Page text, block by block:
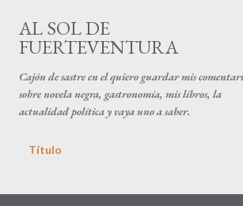
AL SOL DE
FUERTEVENTURA
Cajón de sastre en el quiero guardar mis
sobre novela negra, gastronomía, mis libros, la
actualidad política y vaya uno a saber.
Título